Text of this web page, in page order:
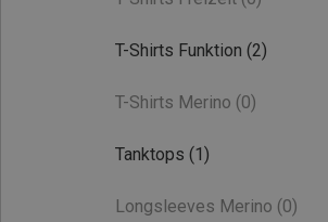
T-Shirts Funktion (2)
T-Shirts Merino (0)
Tanktops (1)
Longsleeves Merino (0)